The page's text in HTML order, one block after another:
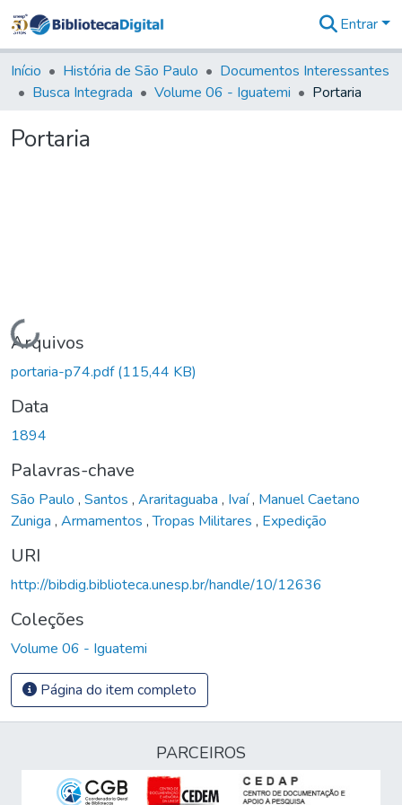
&
Coleções
Tudo na
Entrar
Início História de São Paulo
Documentos Interessantes
Busca Integrada
Volume 06 - Iguatemi Portaria
Portaria
Carregando...
Arquivos
portaria-p74.pdf(115,44 KB)
Data
1894
Palavras-chave
São Paulo , Santos , Araritaguaba , Ivaí, Manuel Caetano
Zuniga , Armamentos ,Tropas Militares , Expedição
URI
http://bibdig.biblioteca.unesp.br/handle/10/12636
Coleções
Volume 06 - Iguatemi
Página do item completo
PARCEIROS